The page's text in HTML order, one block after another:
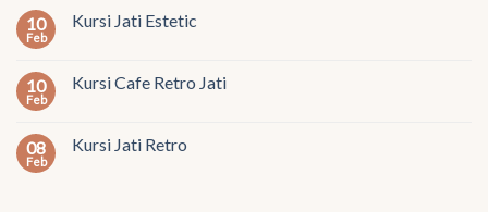
10
Feb
Kursi Jati Estetic
10
Feb
Kursi Cafe Retro Jati
08
Feb
Kursi Jati Retro